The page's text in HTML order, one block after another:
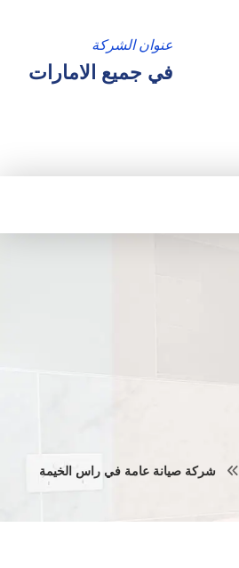
عنوان الشركة
في جميع الامارات
شركة صيانة عامة في راس الخيمة